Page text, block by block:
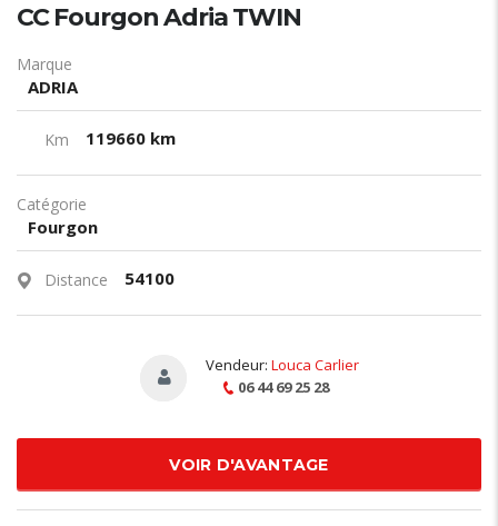
CC Fourgon Adria TWIN
Marque
ADRIA
Km 119660 km
Catégorie
Fourgon
Distance 54100
Vendeur: Louca Carlier
06 44 69 25 28
VOIR D'AVANTAGE